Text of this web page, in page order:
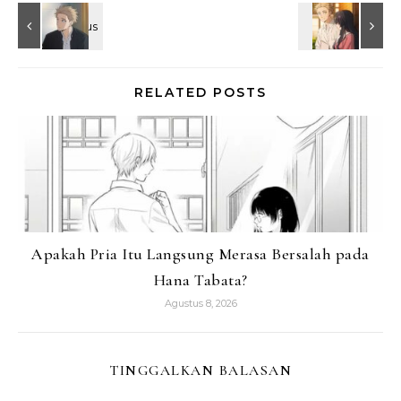
RELATED POSTS
Apakah Pria Itu Langsung Merasa Bersalah pada
Hana Tabata?
Agustus 8, 2026
TINGGALKAN BALASAN